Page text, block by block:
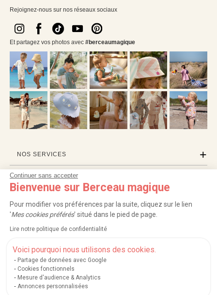
Continuer sans accepter
Bienvenue sur Berceau magique
Pour modifier vos préférences par la suite, cliquez sur le lien
'Mes cookies préférés' situé dans le pied de page.
Lire notre politique de confidentialité
Voici pourquoi nous utilisons des cookies.
Partage de données avec Google
Cookies fonctionnels
Mesure d'audience & Analytics
Annonces personnalisées
Rejoignez-nous sur nos réseaux sociaux
Et partagez vos photos avec #berceaumagique
NOS SERVICES
INFORMATIONS
PROFESSIONNELS
Carte cadeau |Retour 100 jours|Moyens de paiement
Service après-vente| FAQ|Rappels de produits